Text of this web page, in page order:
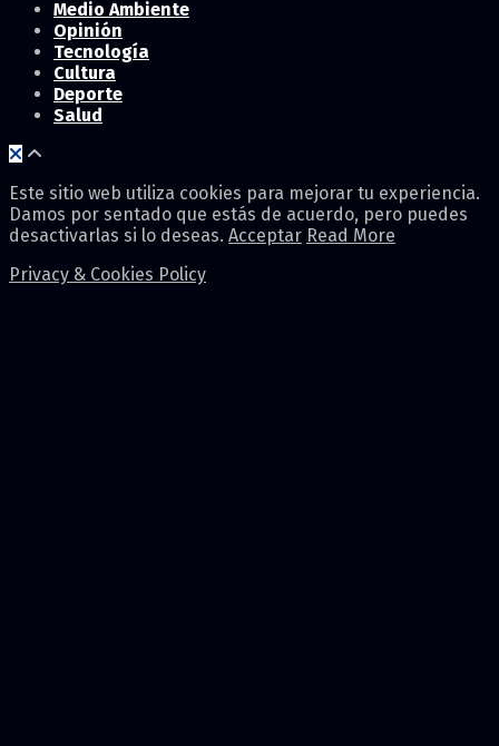
Medio Ambiente
Opinión
Tecnología
Cultura
Deporte
Salud
Este sitio web utiliza cookies para mejorar tu experiencia.
Damos por sentado que estás de acuerdo, pero puedes
desactivarlas si lo deseas. Acceptar Read More
Privacy & Cookies Policy